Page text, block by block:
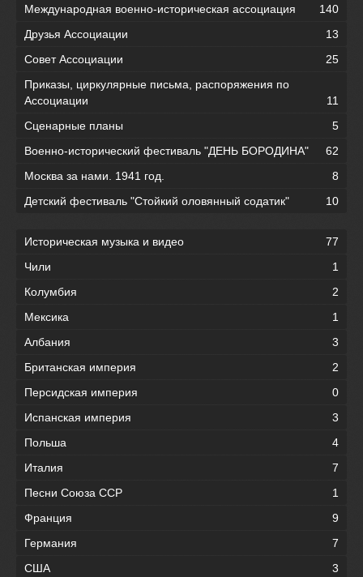
Международная военно-историческая ассоциация
140
Друзья Ассоциации
13
Совет Ассоциации
25
Приказы, циркулярные письма, распоряжения по
Ассоциации
11
Сценарные планы
5
Военно-исторический фестиваль "ДЕНЬ БОРОДИНА"
62
Москва за нами. 1941 год.
8
Детский фестиваль "Стойкий оловянный содатик"
10
Историческая музыка и видео
77
Чили
1
Колумбия
2
Мексика
1
Албания
3
Британская империя
2
Персидская империя
0
Испанская империя
3
Польша
4
Италия
7
Песни Союза ССР
1
Франция
9
Германия
7
США
3